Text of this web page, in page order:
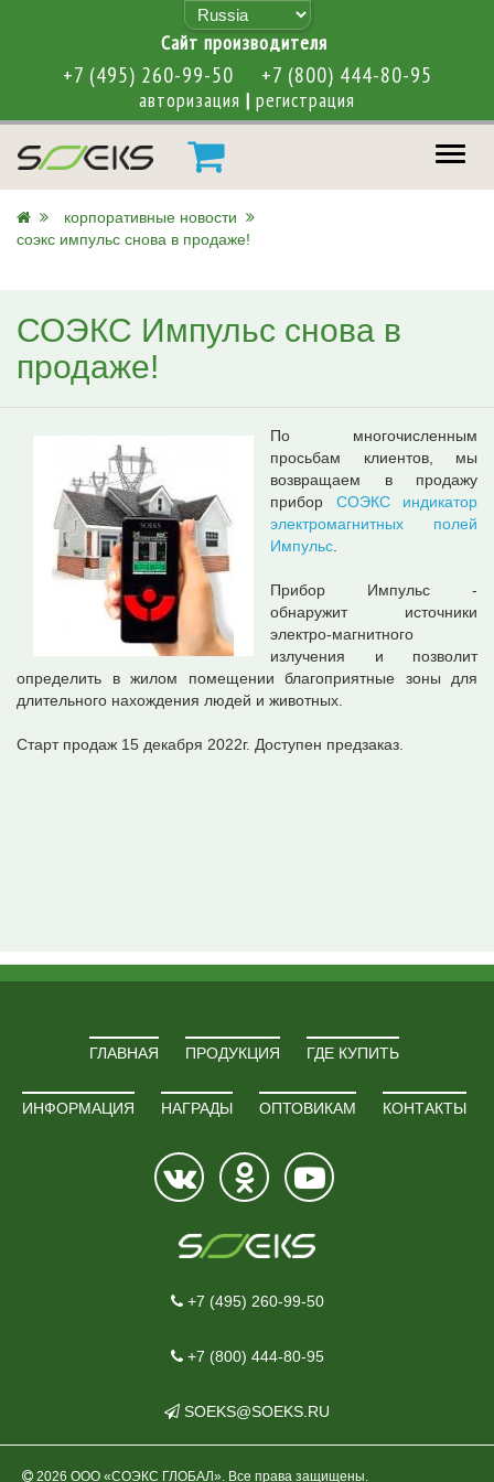
Cайт производителя
+7 (495) 260-99-50 +7 (800) 444-80-95
авторизация | регистрация
меню
корпоративные новости
соэкс импульс снова в продаже!
СОЭКС Импульс снова в
продаже!
По многочисленным
просьбам клиентов, мы
возвращаем в продажу
прибор СОЭКС индикатор
электромагнитных полей
Импульс
Прибор Импульс -
обнаружит источники
электро-магнитного
излучения и позволит
определить в жилом помещении благоприятные зоны для
длительного нахождения людей и животных.
Старт продаж 15 декабря 2022г. Доступен предзаказ.
ГЛАВНАЯ ПРОДУКЦИЯ ГДЕ КУПИТЬ
ИНФОРМАЦИЯ НАГРАДЫ ОПТОВИКАМ КОНТАКТЫ
+7 (495) 260-99-50
+7 (800) 444-80-95
SOEKS@SOEKS.RU
2026 ООО «СОЭКС ГЛОБАЛ». Все права защищены.